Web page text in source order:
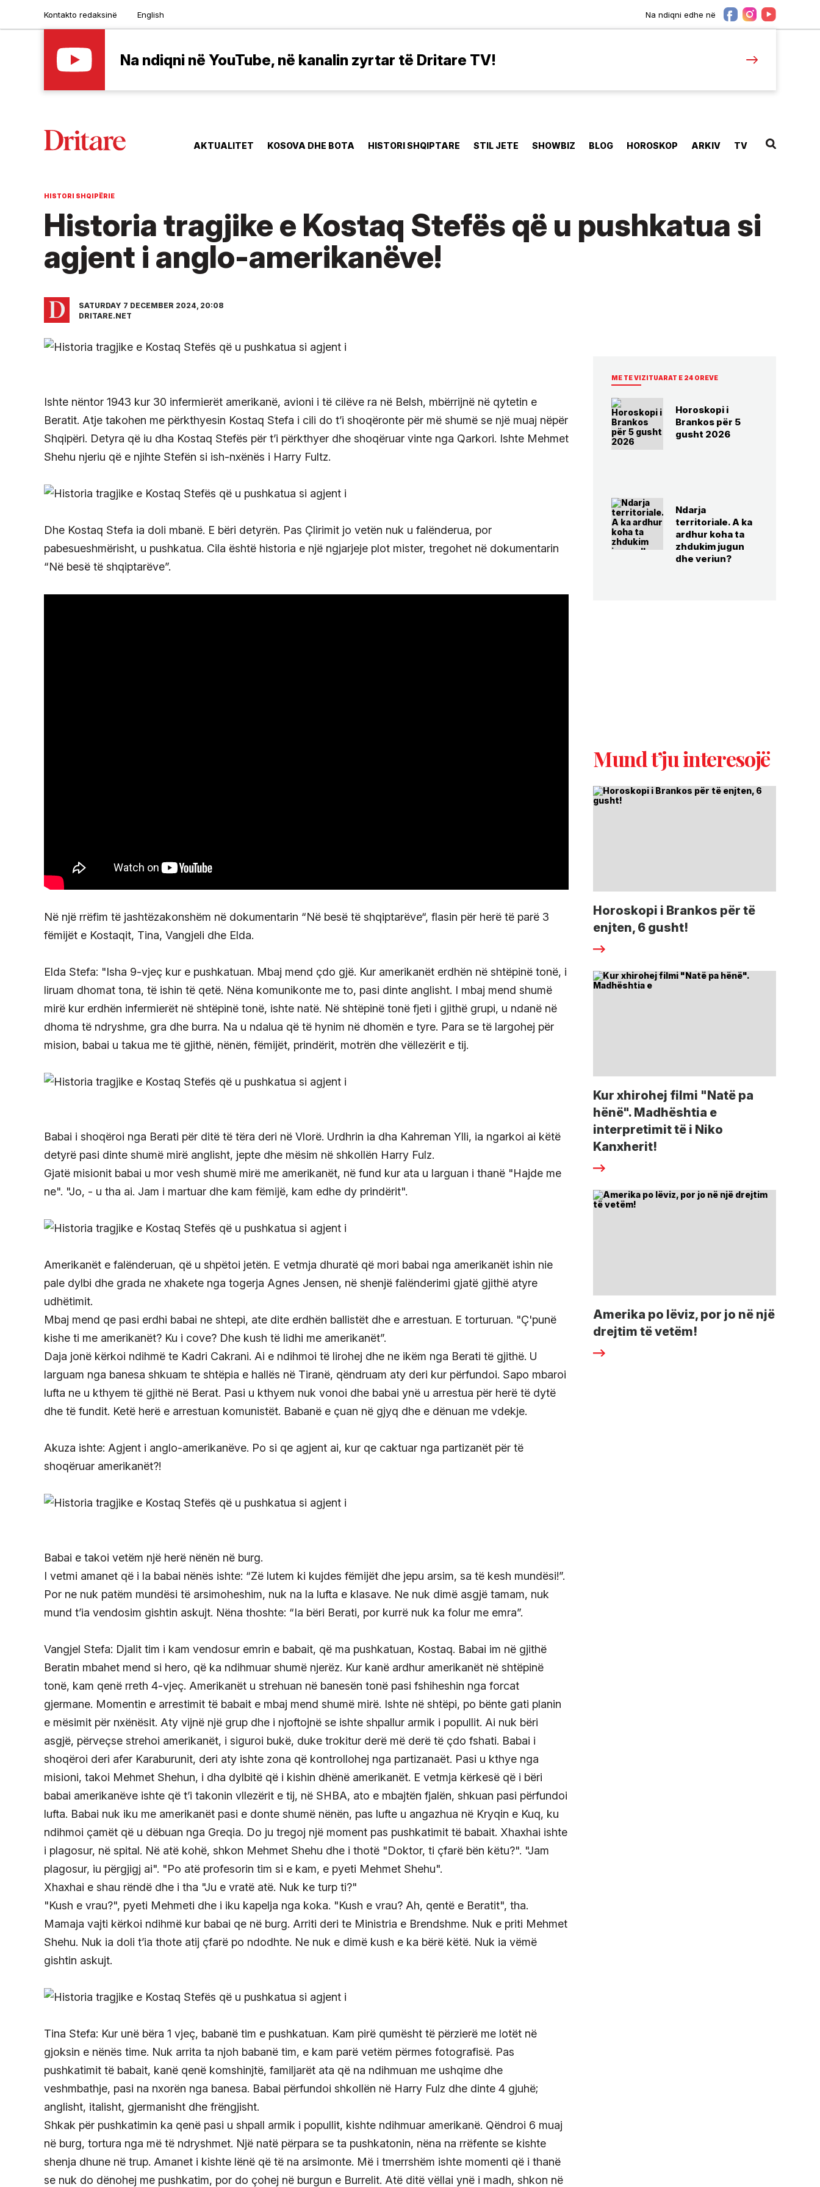
Kontakto redaksinë English Na ndiqni edhe në
Na ndiqni në YouTube, në kanalin zyrtar të Dritare TV!
AKTUALITET KOSOVA DHE BOTA HISTORI SHQIPTARE STIL JETE SHOWBIZ BLOG HOROSKOP ARKIV TV
HISTORI SHQIPËRIE
Historia tragjike e Kostaq Stefës që u pushkatua si
agjent i anglo-amerikanëve!
SATURDAY 7 DECEMBER 2024, 20:08
DRITARE.NET
Ishte nëntor 1943 kur 30 infermierët amerikanë, avioni i të cilëve ra në Belsh, mbërrijnë në qytetin e
Beratit. Atje takohen me përkthyesin Kostaq Stefa i cili do t’i shoqëronte për më shumë se një muaj nëpër
Shqipëri. Detyra që iu dha Kostaq Stefës për t’i përkthyer dhe shoqëruar vinte nga Qarkori. Ishte Mehmet
Shehu njeriu që e njihte Stefën si ish-nxënës i Harry Fultz.
Dhe Kostaq Stefa ia doli mbanë. E bëri detyrën. Pas Çlirimit jo vetën nuk u falënderua, por
pabesueshmërisht, u pushkatua. Cila është historia e një ngjarjeje plot mister, tregohet në dokumentarin
“Në besë të shqiptarëve”.
Në një rrëfim të jashtëzakonshëm në dokumentarin “Në besë të shqiptarëve“, flasin për herë të parë 3
fëmijët e Kostaqit, Tina, Vangjeli dhe Elda.
Elda Stefa: "Isha 9-vjeç kur e pushkatuan. Mbaj mend çdo gjë. Kur amerikanët erdhën në shtëpinë tonë, i
liruam dhomat tona, të ishin të qetë. Nëna komunikonte me to, pasi dinte anglisht. I mbaj mend shumë
mirë kur erdhën infermierët në shtëpinë tonë, ishte natë. Në shtëpinë tonë fjeti i gjithë grupi, u ndanë në
dhoma të ndryshme, gra dhe burra. Na u ndalua që të hynim në dhomën e tyre. Para se të largohej për
mision, babai u takua me të gjithë, nënën, fëmijët, prindërit, motrën dhe vëllezërit e tij.
Babai i shoqëroi nga Berati për ditë të tëra deri në Vlorë. Urdhrin ia dha Kahreman Ylli, ia ngarkoi ai këtë
detyrë pasi dinte shumë mirë anglisht, jepte dhe mësim në shkollën Harry Fulz.
Gjatë misionit babai u mor vesh shumë mirë me amerikanët, në fund kur ata u larguan i thanë "Hajde me
ne". "Jo, - u tha ai. Jam i martuar dhe kam fëmijë, kam edhe dy prindërit".
Amerikanët e falënderuan, që u shpëtoi jetën. E vetmja dhuratë që mori babai nga amerikanët ishin nie
pale dylbi dhe grada ne xhakete nga togerja Agnes Jensen, në shenjë falënderimi gjatë gjithë atyre
udhëtimit.
Mbaj mend qe pasi erdhi babai ne shtepi, ate dite erdhën ballistët dhe e arrestuan. E torturuan. "Ç'punë
kishe ti me amerikanët? Ku i cove? Dhe kush të lidhi me amerikanët”.
Daja jonë kërkoi ndihmë te Kadri Cakrani. Ai e ndihmoi të lirohej dhe ne ikëm nga Berati të gjithë. U
larguam nga banesa shkuam te shtëpia e hallës në Tiranë, qëndruam aty deri kur përfundoi. Sapo mbaroi
lufta ne u kthyem të gjithë në Berat. Pasi u kthyem nuk vonoi dhe babai ynë u arrestua për herë të dytë
dhe të fundit. Ketë herë e arrestuan komunistët. Babanë e çuan në gjyq dhe e dënuan me vdekje.
Akuza ishte: Agjent i anglo-amerikanëve. Po si qe agjent ai, kur qe caktuar nga partizanët për të
shoqëruar amerikanët?!
Babai e takoi vetëm një herë nënën në burg.
I vetmi amanet që i la babai nënës ishte: “Zë lutem ki kujdes fëmijët dhe jepu arsim, sa të kesh mundësi!”.
Por ne nuk patëm mundësi të arsimoheshim, nuk na la lufta e klasave. Ne nuk dimë asgjë tamam, nuk
mund t’ia vendosim gishtin askujt. Nëna thoshte: “Ia bëri Berati, por kurrë nuk ka folur me emra”.
Vangjel Stefa: Djalit tim i kam vendosur emrin e babait, që ma pushkatuan, Kostaq. Babai im në gjithë
Beratin mbahet mend si hero, që ka ndihmuar shumë njerëz. Kur kanë ardhur amerikanët në shtëpinë
tonë, kam qenë rreth 4-vjeç. Amerikanët u strehuan në banesën tonë pasi fshiheshin nga forcat
gjermane. Momentin e arrestimit të babait e mbaj mend shumë mirë. Ishte në shtëpi, po bënte gati planin
e mësimit për nxënësit. Aty vijnë një grup dhe i njoftojnë se ishte shpallur armik i popullit. Ai nuk bëri
asgjë, përveçse strehoi amerikanët, i siguroi bukë, duke trokitur derë më derë të çdo fshati. Babai i
shoqëroi deri afer Karaburunit, deri aty ishte zona që kontrollohej nga partizanaët. Pasi u kthye nga
misioni, takoi Mehmet Shehun, i dha dylbitë që i kishin dhënë amerikanët. E vetmja kërkesë që i bëri
babai amerikanëve ishte që t’i takonin vllezërit e tij, në SHBA, ato e mbajtën fjalën, shkuan pasi përfundoi
lufta. Babai nuk iku me amerikanët pasi e donte shumë nënën, pas lufte u angazhua në Kryqin e Kuq, ku
ndihmoi çamët që u dëbuan nga Greqia. Do ju tregoj një moment pas pushkatimit të babait. Xhaxhai ishte
i plagosur, në spital. Në atë kohë, shkon Mehmet Shehu dhe i thotë "Doktor, ti çfarë bën këtu?". "Jam
plagosur, iu përgjigj ai". "Po atë profesorin tim si e kam, e pyeti Mehmet Shehu".
Xhaxhai e shau rëndë dhe i tha "Ju e vratë atë. Nuk ke turp ti?"
"Kush e vrau?", pyeti Mehmeti dhe i iku kapelja nga koka. "Kush e vrau? Ah, qentë e Beratit", tha.
Mamaja vajti kërkoi ndihmë kur babai qe në burg. Arriti deri te Ministria e Brendshme. Nuk e priti Mehmet
Shehu. Nuk ia doli t’ia thote atij çfarë po ndodhte. Ne nuk e dimë kush e ka bërë këtë. Nuk ia vëmë
gishtin askujt.
Tina Stefa: Kur unë bëra 1 vjeç, babanë tim e pushkatuan. Kam pirë qumësht të përzierë me lotët në
gjoksin e nënës time. Nuk arrita ta njoh babanë tim, e kam parë vetëm përmes fotografisë. Pas
pushkatimit të babait, kanë qenë komshinjtë, familjarët ata që na ndihmuan me ushqime dhe
veshmbathje, pasi na nxorën nga banesa. Babai përfundoi shkollën në Harry Fulz dhe dinte 4 gjuhë;
anglisht, italisht, gjermanisht dhe frëngjisht.
Shkak për pushkatimin ka qenë pasi u shpall armik i popullit, kishte ndihmuar amerikanë. Qëndroi 6 muaj
në burg, tortura nga më të ndryshmet. Një natë përpara se ta pushkatonin, nëna na rrëfente se kishte
shenja dhune në trup. Amanet i kishte lënë që të na arsimonte. Më i tmerrshëm ishte momenti që i thanë
se nuk do dënohej me pushkatim, por do çohej në burgun e Burrelit. Atë ditë vëllai ynë i madh, shkon në
ME TE VIZITUARAT E 24 OREVE
Horoskopi i
Brankos për 5
gusht 2026
Ndarja
territoriale. A ka
ardhur koha ta
zhdukim jugun
dhe veriun?
Mund t’ju interesojë
Horoskopi i Brankos për të
enjten, 6 gusht!
Kur xhirohej filmi "Natë pa
hënë". Madhështia e
interpretimit të i Niko
Kanxherit!
Amerika po lëviz, por jo në një
drejtim të vetëm!